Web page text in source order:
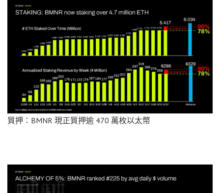
質押：BMNR 現正質押逾 470 萬枚以太幣